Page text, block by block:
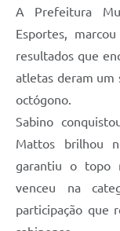
A Prefeitura
Esportes,
resultados que
atletas deram um
octógono.
Sabino
Mattos brilhou
garantiu o topo
venceu na
participação que